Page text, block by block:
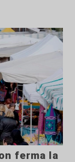
ferma la